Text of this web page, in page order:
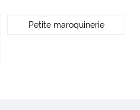
Petite maroquinerie